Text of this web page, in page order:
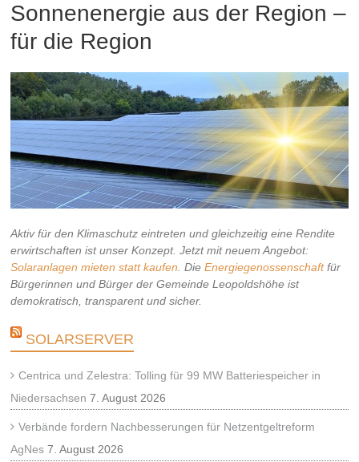
Sonnenenergie aus der Region –
für die Region
Aktiv für den Klimaschutz eintreten und gleichzeitig eine Rendite
erwirtschaften ist unser Konzept. Jetzt mit neuem Angebot:
Solaranlagen mieten statt kaufen . DieEnergiegenossenschaftfür
Bürgerinnen und Bürger der Gemeinde Leopoldshöhe ist
demokratisch, transparent und sicher.
SOLARSERVER
Centrica und Zelestra: Tolling für 99 MW Batteriespeicher in
Niedersachsen 7. August 2026
Verbände fordern Nachbesserungen für Netzentgeltreform
AgNes 7. August 2026